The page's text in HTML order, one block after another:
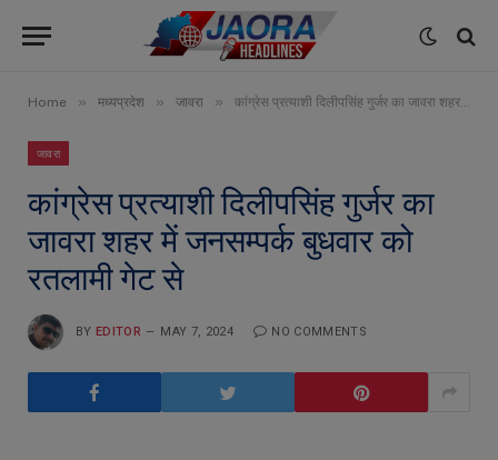
Home » मध्यप्रदेश » जावरा » कांग्रेस प्रत्याशी दिलीपसिंह गुर्जर का जावरा शहर में जनसम्पर्क बुधवार को रतलामी गेट से
जावरा
कांग्रेस प्रत्याशी दिलीपसिंह गुर्जर का
जावरा शहर में जनसम्पर्क बुधवार को
रतलामी गेट से
BY EDITOR MAY 7, 2024 NO COMMENTS